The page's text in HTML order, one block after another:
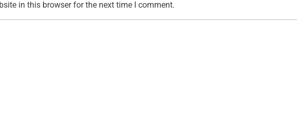
in this browser for the next time I comment.